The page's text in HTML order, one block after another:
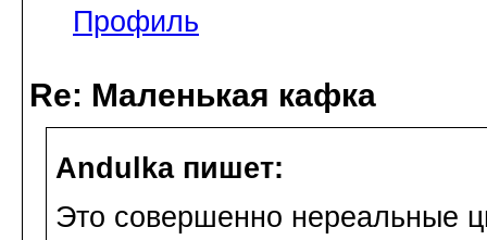
Профиль
Re: Маленькая кафка
Andulka пишет:
Это совершенно нереальные